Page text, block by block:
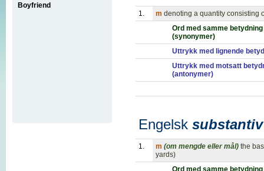
Boyfriend
1. m denoting a quantity consisting
Ord med samme betydning
(synonymer)
Uttrykk med lignende
Uttrykk med motsatt
(antonymer)
Engelsk substantiv
1. m (om mengde eller mål) the
yards)
Ord med samme betydning